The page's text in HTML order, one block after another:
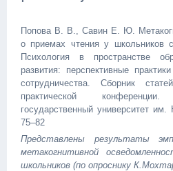
Попова В. В., Савин Е. Ю.
о приемах чтения у школьников
Психология в пространстве
развития: перспективные
сотрудничества. Сборник
практической
государственный университет
75–82
Представлены результаты
метакогнитивной
школьников (по опроснику